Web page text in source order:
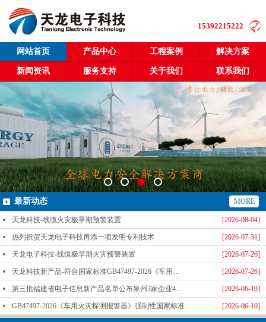
15392215222
网站首页 产品中心 工程案例 解决方案
新闻资讯 服务支持 关于我们 联系我们
最新动态 MORE
[2026-08-04]
天龙科技-线缆火灾极早期预警装置
[2026-07-31]
热列祝贺天龙电子科技再添一项发明专利技术
[2026-07-26]
天龙电子科技-线缆极早期火灾预警装置
[2026-07-26]
天龙科技新产品-符合国家标准GB47497-2026《车用火灾探测报警器》标准发布
[2026-06-10]
第三批福建省电子信息新产品名单公布泉州3家企业4款产品成功入选-泉州天龙科技
[2026-06-10]
GB47497-2026《车用火灾探测报警器》强制性国家标准